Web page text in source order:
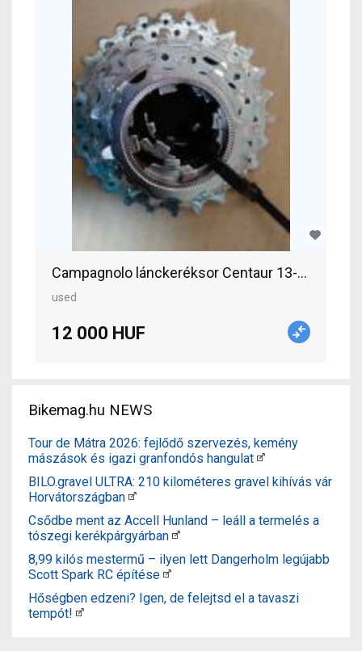
Campagnolo lánckeréksor Centaur 13-26-os 10
used
12 000 HUF
Bikemag.hu NEWS
Tour de Mátra 2026: fejlődő szervezés, kemény
mászások és igazi granfondós hangulat
BILO.gravel ULTRA: 210 kilométeres gravel kihívás vár
Horvátországban
Csődbe ment az Accell Hunland – leáll a termelés a
tószegi kerékpárgyárban
8,99 kilós mestermű – ilyen lett Dangerholm legújabb
Scott Spark RC építése
Hőségben edzeni? Igen, de felejtsd el a tavaszi
tempót!